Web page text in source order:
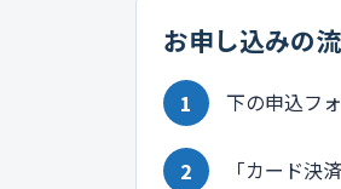
お申し込みの
下の申込フ
「カード決